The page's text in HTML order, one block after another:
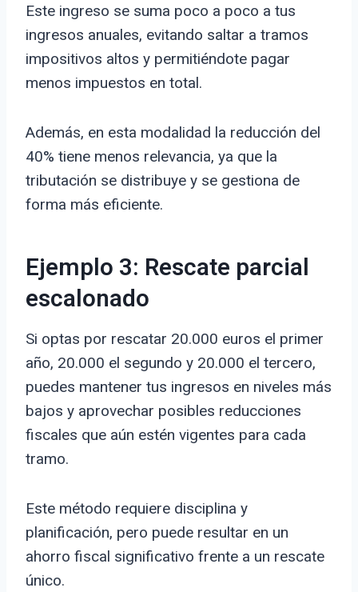
Este ingreso se suma poco a poco a tus
ingresos anuales, evitando saltar a tramos
impositivos altos y permitiéndote pagar
menos impuestos en total.
Además, en esta modalidad la reducción del
40% tiene menos relevancia, ya que la
tributación se distribuye y se gestiona de
forma más eficiente.
Ejemplo 3: Rescate parcial
escalonado
Si optas por rescatar 20.000 euros el primer
año, 20.000 el segundo y 20.000 el tercero,
puedes mantener tus ingresos en niveles más
bajos y aprovechar posibles reducciones
fiscales que aún estén vigentes para cada
tramo.
Este método requiere disciplina y
planificación, pero puede resultar en un
ahorro fiscal significativo frente a un rescate
único.